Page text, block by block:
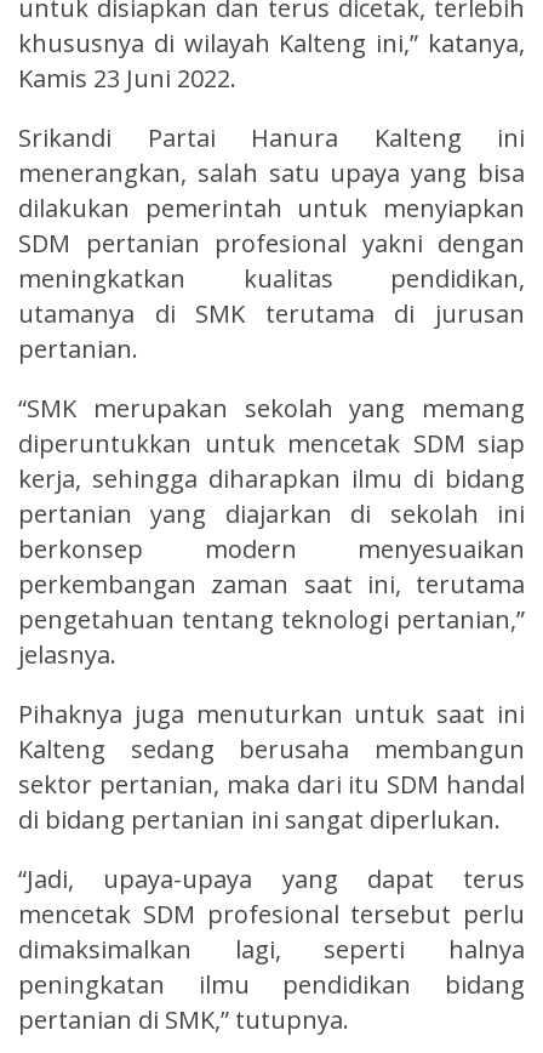
untuk disiapkan dan terus dicetak, terlebih
khususnya di wilayah Kalteng ini,” katanya,
Kamis 23 Juni 2022.
Srikandi Partai Hanura Kalteng ini
menerangkan, salah satu upaya yang bisa
dilakukan pemerintah untuk menyiapkan
SDM pertanian profesional yakni dengan
meningkatkan kualitas pendidikan,
utamanya di SMK terutama di jurusan
pertanian.
“SMK merupakan sekolah yang memang
diperuntukkan untuk mencetak SDM siap
kerja, sehingga diharapkan ilmu di bidang
pertanian yang diajarkan di sekolah ini
berkonsep modern menyesuaikan
perkembangan zaman saat ini, terutama
pengetahuan tentang teknologi pertanian,”
jelasnya.
Pihaknya juga menuturkan untuk saat ini
Kalteng sedang berusaha membangun
sektor pertanian, maka dari itu SDM handal
di bidang pertanian ini sangat diperlukan.
“Jadi, upaya-upaya yang dapat terus
mencetak SDM profesional tersebut perlu
dimaksimalkan lagi, seperti halnya
peningkatan ilmu pendidikan bidang
pertanian di SMK,” tutupnya.